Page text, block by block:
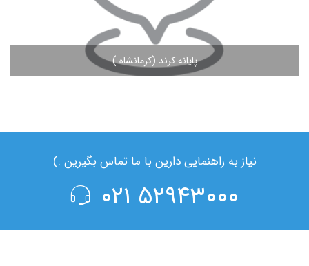
پایانه کرند (کرمانشاه )
مشاهده ادامه مطلب
نیاز به راهنمایی دارین با ما تماس بگیرین :)
۵۲۹۴۳۰۰۰ ۰۲۱